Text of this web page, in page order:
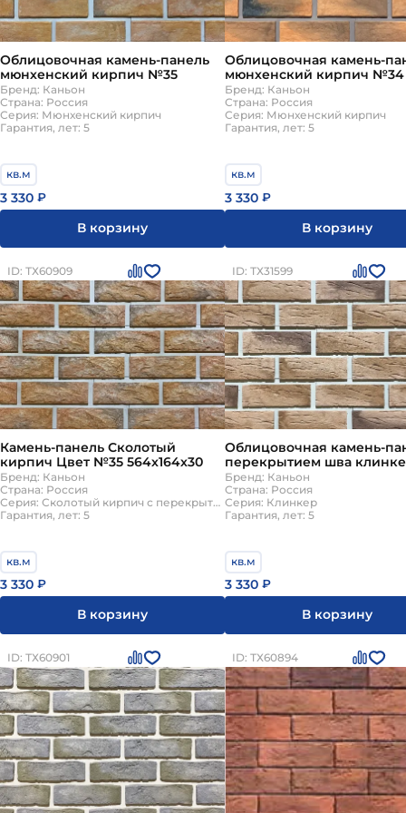
Облицовочная камень-панель
мюнхенский кирпич №35
Бренд: Каньон
Страна: Россия
Серия: Мюнхенский кирпич
Гарантия, лет: 5
кв.м
3 330 ₽
В корзину
Облицовочная камень-
мюнхенский кирпич №34
Бренд: Каньон
Страна: Россия
Серия: Мюнхенский кирпич
Гарантия, лет: 5
кв.м
3 330 ₽
В корзину
ID: ТХ60909
Камень-панель Сколотый
кирпич Цвет №35 564х164х30
Бренд: Каньон
Страна: Россия
Серия: Сколотый кирпич с перекрытием шва
Гарантия, лет: 5
кв.м
3 330 ₽
В корзину
ID: ТХ31599
Облицовочная камень-
перекрытием шва
№48
Бренд: Каньон
Страна: Россия
Серия: Клинкер
Гарантия, лет: 5
кв.м
3 330 ₽
В корзину
ID: ТХ60901 ID: ТХ60894